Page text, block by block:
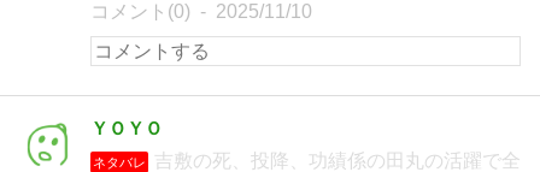
コメント(0) 2025/11/10
ＹＯＹＯ
ネタバレ
吉敷の死、投降、功績係の田丸の活躍で全